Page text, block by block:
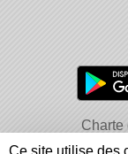
Charte
Informations
Ce site utilise des